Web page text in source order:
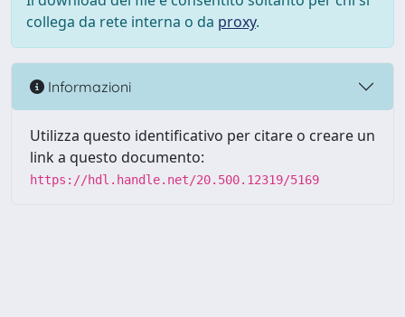
collega da rete interna o da proxy.
Informazioni
Utilizza questo identificativo per citare o creare un
link a questo documento:
https://hdl.handle.net/20.500.12319/5169